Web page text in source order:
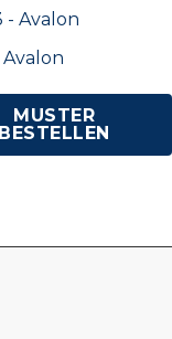
Avalon
MUSTER
BESTELLEN